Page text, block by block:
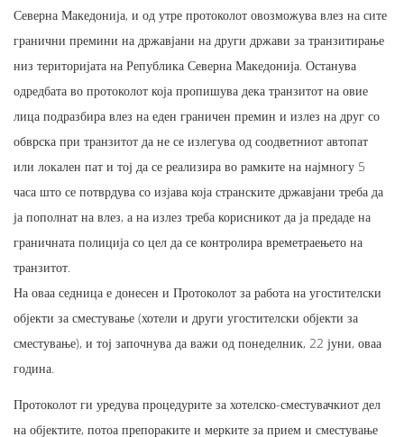
Северна Македонија, и од утре протоколот овозможува влез на сите
гранични премини на државјани на други држави за транзитирање
низ територијата на Република Северна Македонија. Останува
одредбата во протоколот која пропишува дека транзитот на овие
лица подразбира влез на еден граничен премин и излез на друг со
обврска при транзитот да не се излегува од соодветниот автопат
или локален пат и тој да се реализира во рамките на најмногу 5
часа што се потврдува со изјава која странските државјани треба да
ја пополнат на влез, а на излез треба корисникот да ја предаде на
граничната полиција со цел да се контролира времетраењето на
транзитот.
На оваа седница е донесен и Протоколот за работа на угостителски
објекти за сместување (хотели и други угостителски објекти за
сместување), и тој започнува да важи од понеделник, 22 јуни, оваа
година.
Протоколот ги уредува процедурите за хотелско-сместувачкиот дел
на објектите, потоа препораките и мерките за прием и сместување